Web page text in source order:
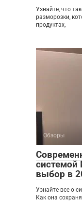
Узнайте, что
разморозки,
продуктах,
Обзоры
системой
выбор в
Узнайте все о
Как она